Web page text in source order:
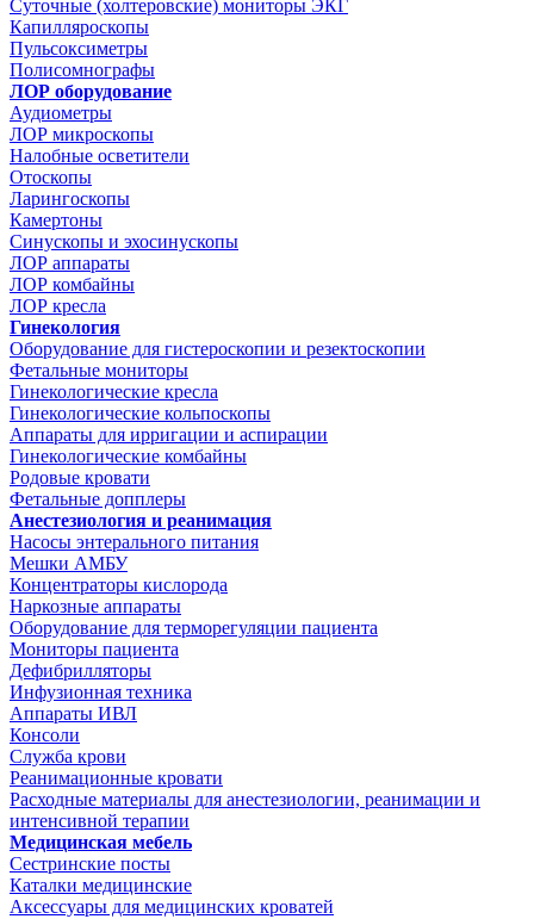
Суточные (холтеровские) мониторы ЭКГ
Капилляроскопы
Пульсоксиметры
Полисомнографы
ЛОР оборудование
Аудиометры
ЛОР микроскопы
Налобные осветители
Отоскопы
Ларингоскопы
Камертоны
Синускопы и эхосинускопы
ЛОР аппараты
ЛОР комбайны
ЛОР кресла
Гинекология
Оборудование для гистероскопии и резектоскопии
Фетальные мониторы
Гинекологические кресла
Гинекологические кольпоскопы
Аппараты для ирригации и аспирации
Гинекологические комбайны
Родовые кровати
Фетальные допплеры
Анестезиология и реанимация
Насосы энтерального питания
Мешки АМБУ
Концентраторы кислорода
Наркозные аппараты
Оборудование для терморегуляции пациента
Мониторы пациента
Дефибрилляторы
Инфузионная техника
Аппараты ИВЛ
Консоли
Служба крови
Реанимационные кровати
Расходные материалы для анестезиологии, реанимации и
интенсивной терапии
Медицинская мебель
Сестринские посты
Каталки медицинские
Аксессуары для медицинских кроватей